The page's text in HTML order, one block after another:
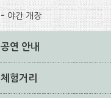
야간 개장
공연 안내
체험거리